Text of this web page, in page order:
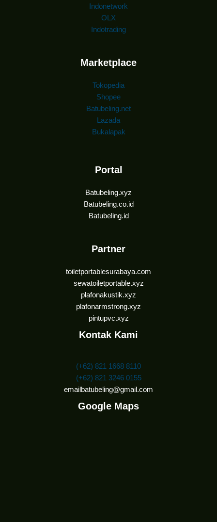
Indonetwork
OLX
Indotrading
Marketplace
Tokopedia
Shopee
Batubeling.net
Lazada
Bukalapak
Portal
Batubeling.xyz
Batubeling.co.id
Batubeling.id
Partner
toiletportablesurabaya.com
sewatoiletportable.xyz
plafonakustik.xyz
plafonarmstrong.xyz
pintupvc.xyz
Kontak Kami
(+62) 821 1668 8110
(+62) 821 3246 0155
emailbatubeling@gmail.com
Google Maps